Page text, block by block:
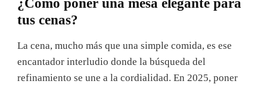
¿Cómo poner una mesa elegante para
tus cenas?
La cena, mucho más que una simple comida, es ese
encantador interludio donde la búsqueda del
refinamiento se une a la cordialidad. En 2025, poner